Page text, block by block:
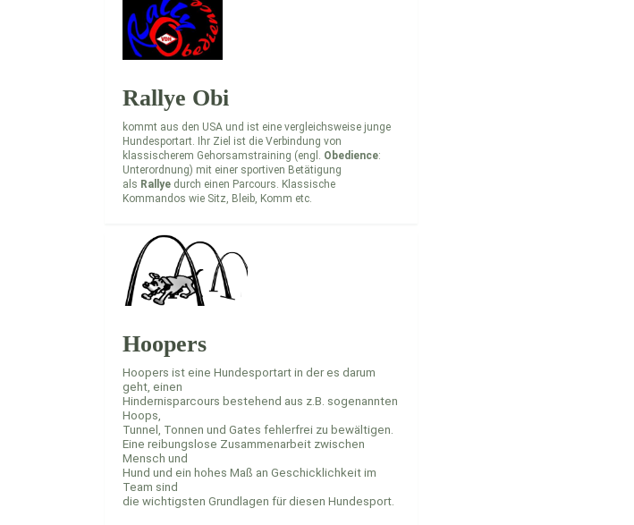
Rallye Obi
kommt aus den USA und ist eine vergleichsweise junge
Hundesportart. Ihr Ziel ist die Verbindung von
klassischerem Gehorsamstraining (engl. Obedience:
Unterordnung) mit einer sportiven Betätigung
als Rallye durch einen Parcours. Klassische
Kommandos wie Sitz, Bleib, Komm etc.
Hoopers
Hoopers ist eine Hundesportart in der es darum
geht, einen
Hindernisparcours bestehend aus z.B. sogenannten
Hoops,
Tunnel, Tonnen und Gates fehlerfrei zu bewältigen.
Eine reibungslose Zusammenarbeit zwischen
Mensch und
Hund und ein hohes Maß an Geschicklichkeit im
Team sind
die wichtigsten Grundlagen für diesen Hundesport.